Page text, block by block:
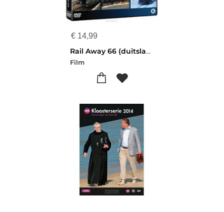
€ 14,99
Rail Away 66 (duitsland/italie/frankrijk
Film